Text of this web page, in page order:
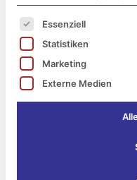
Es folgt eine Liste
Essenziell
Statistiken
Marketing
Externe Medien